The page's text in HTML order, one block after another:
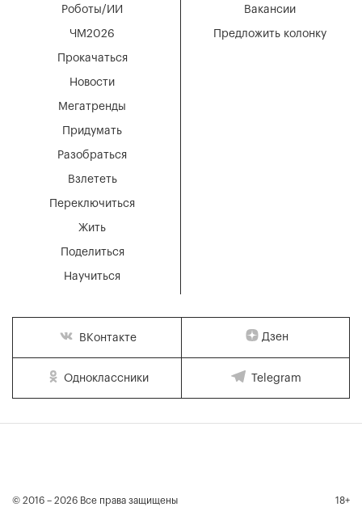
Мегатренды
Придумать
Разобраться
Взлететь
Новости
Переключиться
Жить
Поделиться
Научиться
Роботы/ИИ
ЧМ2026
Прокачаться
Вакансии
Предложить колонку
ВКонтакте Дзен
Одноклассники Telegram
© 2016 – 2026 Все права защищены 18+